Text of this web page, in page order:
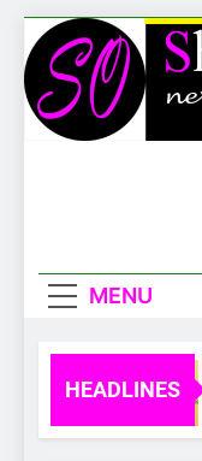
Skip
to
content
MENU
HEADLINES